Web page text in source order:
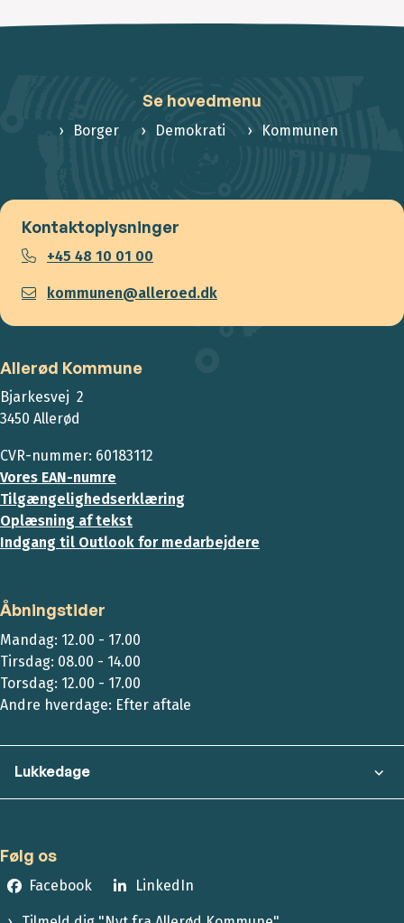
Se hovedmenu
Borger Demokrati Kommunen
Kontaktoplysninger
+45 48 10 01 00
kommunen@alleroed.dk
Allerød Kommune
Bjarkesvej 2
3450 Allerød
CVR-nummer: 60183112
Vores EAN-numre
Tilgængelighedserklæring
Oplæsning af tekst
Indgang til Outlook for medarbejdere
Åbningstider
Mandag: 12.00 - 17.00
Tirsdag: 08.00 - 14.00
Torsdag: 12.00 - 17.00
Andre hverdage: Efter aftale
Lukkedage
Følg os
Facebook LinkedIn